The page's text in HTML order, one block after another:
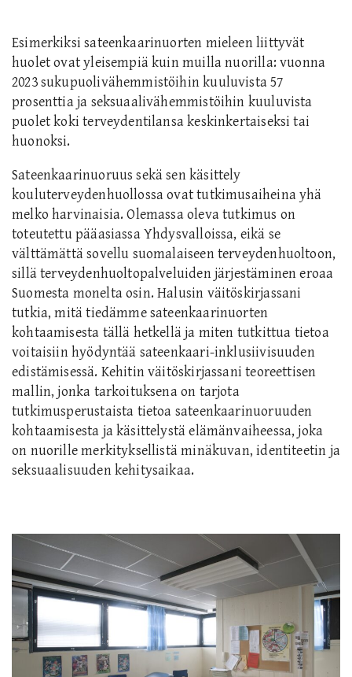
Esimerkiksi sateenkaarinuorten mieleen liittyvät
huolet ovat yleisempiä kuin muilla nuorilla: vuonna
2023 sukupuolivähemmistöihin kuuluvista 57
prosenttia ja seksuaalivähemmistöihin kuuluvista
puolet koki terveydentilansa keskinkertaiseksi tai
huonoksi.
Sateenkaarinuoruus sekä sen käsittely
kouluterveydenhuollossa ovat tutkimusaiheina yhä
melko harvinaisia. Olemassa oleva tutkimus on
toteutettu pääasiassa Yhdysvalloissa, eikä se
välttämättä sovellu suomalaiseen terveydenhuoltoon,
sillä terveydenhuoltopalveluiden järjestäminen eroaa
Suomesta monelta osin. Halusin väitöskirjassani
tutkia, mitä tiedämme sateenkaarinuorten
kohtaamisesta tällä hetkellä ja miten tutkittua tietoa
voitaisiin hyödyntää sateenkaari-inklusiivisuuden
edistämisessä. Kehitin väitöskirjassani teoreettisen
mallin, jonka tarkoituksena on tarjota
tutkimusperustaista tietoa sateenkaarinuoruuden
kohtaamisesta ja käsittelystä elämänvaiheessa, joka
on nuorille merkityksellistä minäkuvan, identiteetin ja
seksuaalisuuden kehitysaikaa.